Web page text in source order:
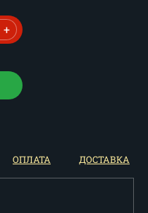
+
ОПЛАТА ДОСТАВКА